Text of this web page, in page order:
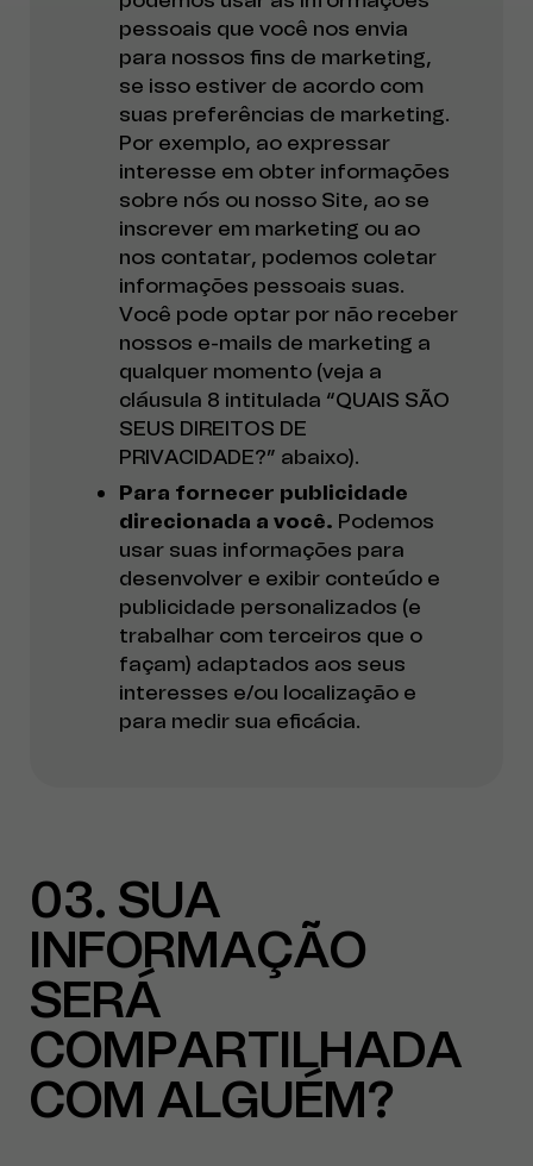
pessoais que você nos envia
para nossos fins de marketing,
se isso estiver de acordo com
suas preferências de marketing.
Por exemplo, ao expressar
interesse em obter informações
sobre nós ou nosso Site, ao se
inscrever em marketing ou ao
nos contatar, podemos coletar
informações pessoais suas.
Você pode optar por não receber
nossos e-mails de marketing a
qualquer momento (veja a
cláusula 8 intitulada “QUAIS SÃO
SEUS DIREITOS DE
PRIVACIDADE?” abaixo).
Para fornecer publicidade
direcionada a você. Podemos
usar suas informações para
desenvolver e exibir conteúdo e
publicidade personalizados (e
trabalhar com terceiros que o
façam) adaptados aos seus
interesses e/ou localização e
para medir sua eficácia.
03 SUA
INFORMAÇÃO
SERÁ
COMPARTILHADA
COM ALGUÉM?